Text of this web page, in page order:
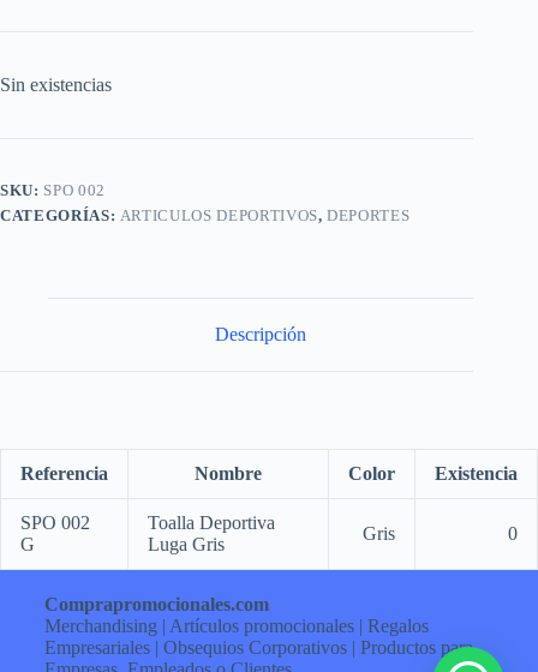
Sin existencias
SKU: SPO 002
CATEGORÍAS: ARTICULOS DEPORTIVOS,DEPORTES
Descripción
Referencia Nombre Color Existencia
SPO 002
G
Toalla Deportiva
Luga Gris
Gris 0
Comprapromocionales.com
Merchandising | Artículos promocionales | Regalos
Empresariales | Obsequios Corporativos | Productos para